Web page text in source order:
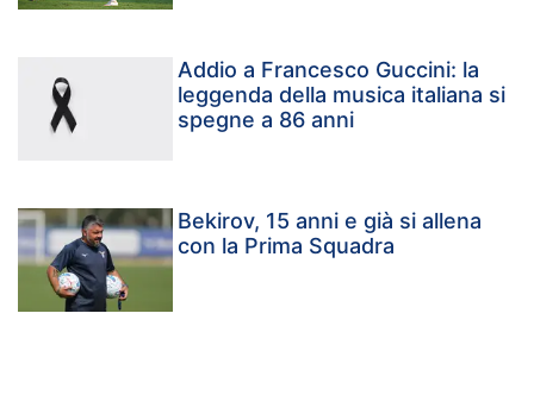
Addio a Francesco Guccini: la
leggenda della musica italiana si
spegne a 86 anni
Bekirov, 15 anni e già si allena
con la Prima Squadra